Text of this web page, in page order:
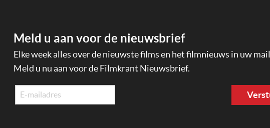
Meld u aan voor de nieuwsbrief
Elke week alles over de nieuwste films en het filmnieuws in uw
Meld u nu aan voor de Filmkrant Nieuwsbrief.